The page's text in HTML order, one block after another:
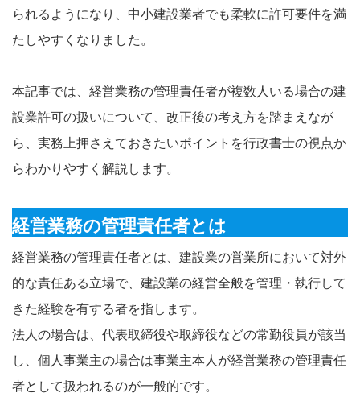
られるようになり、中小建設業者でも柔軟に許可要件を満
たしやすくなりました。
本記事では、経営業務の管理責任者が複数人いる場合の建
設業許可の扱いについて、改正後の考え方を踏まえなが
ら、実務上押さえておきたいポイントを行政書士の視点か
らわかりやすく解説します。
経営業務の管理責任者とは
経営業務の管理責任者とは、建設業の営業所において対外
的な責任ある立場で、建設業の経営全般を管理・執行して
きた経験を有する者を指します。
法人の場合は、代表取締役や取締役などの常勤役員が該当
し、個人事業主の場合は事業主本人が経営業務の管理責任
者として扱われるのが一般的です。